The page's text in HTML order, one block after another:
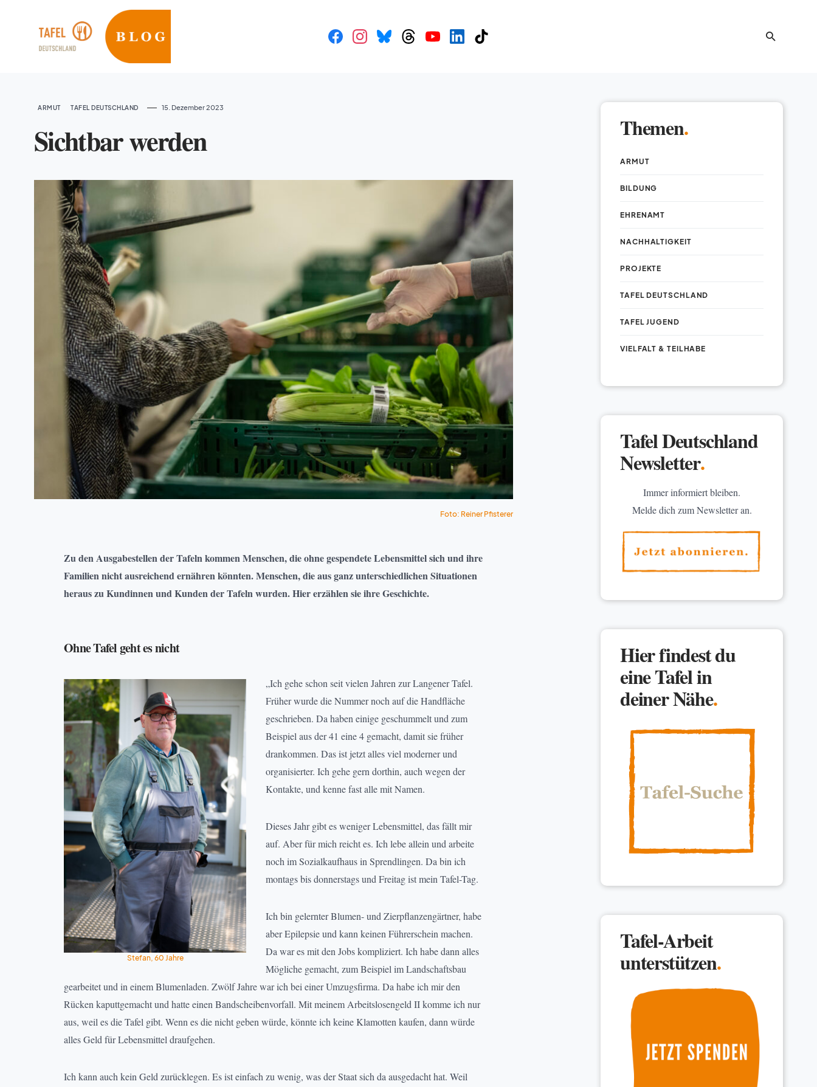
ARMUT TAFEL DEUTSCHLAND 15. Dezember 2023
Sichtbar werden
Foto: Reiner Pfisterer
Zu den Ausgabestellen der Tafeln kommen Menschen, die ohne gespendete Lebensmittel sich und ihre
Familien nicht ausreichend ernähren könnten. Menschen, die aus ganz unterschiedlichen Situationen
heraus zu Kundinnen und Kunden der Tafeln wurden. Hier erzählen sie ihre Geschichte.
Ohne Tafel geht es nicht
Stefan, 60 Jahre
„Ich gehe schon seit vielen Jahren zur Langener Tafel.
Früher wurde die Nummer noch auf die Handfläche
geschrieben. Da haben einige geschummelt und zum
Beispiel aus der 41 eine 4 gemacht, damit sie früher
drankommen. Das ist jetzt alles viel moderner und
organisierter. Ich gehe gern dorthin, auch wegen der
Kontakte, und kenne fast alle mit Namen.
Dieses Jahr gibt es weniger Lebensmittel, das fällt mir
auf. Aber für mich reicht es. Ich lebe allein und arbeite
noch im Sozialkaufhaus in Sprendlingen. Da bin ich
montags bis donnerstags und Freitag ist mein Tafel-Tag.
Ich bin gelernter Blumen- und Zierpflanzengärtner, habe
aber Epilepsie und kann keinen Führerschein machen.
Da war es mit den Jobs kompliziert. Ich habe dann alles
Mögliche gemacht, zum Beispiel im Landschaftsbau
gearbeitet und in einem Blumenladen. Zwölf Jahre war ich bei einer Umzugsfirma. Da habe ich mir den
Rücken kaputtgemacht und hatte einen Bandscheibenvorfall. Mit meinem Arbeitslosengeld II komme ich nur
aus, weil es die Tafel gibt. Wenn es die nicht geben würde, könnte ich keine Klamotten kaufen, dann würde
alles Geld für Lebensmittel draufgehen.
Ich kann auch kein Geld zurücklegen. Es ist einfach zu wenig, was der Staat sich da ausgedacht hat. Weil
Themen.
ARMUT
BILDUNG
EHRENAMT
NACHHALTIGKEIT
PROJEKTE
TAFEL DEUTSCHLAND
TAFEL JUGEND
VIELFALT & TEILHABE
Tafel Deutschland
Newsletter.
Immer informiert bleiben.
Melde dich zum Newsletter an.
Hier findest du
eine Tafel in
deiner Nähe.
Tafel-Arbeit
unterstützen.